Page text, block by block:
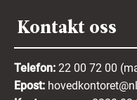
Kontakt oss
Telefon: 22 00 72 00
Epost: